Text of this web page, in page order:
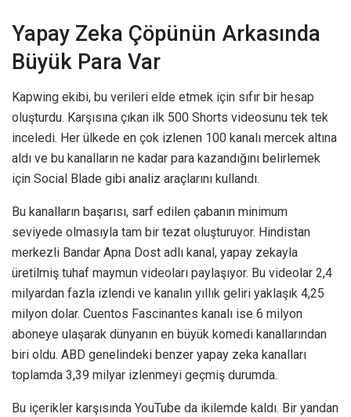
Yapay Zeka Çöpünün Arkasında
Büyük Para Var
Kapwing ekibi, bu verileri elde etmek için sıfır bir hesap
oluşturdu. Karşısına çıkan ilk 500 Shorts videosunu tek tek
inceledi. Her ülkede en çok izlenen 100 kanalı mercek altına
aldı ve bu kanalların ne kadar para kazandığını belirlemek
için Social Blade gibi analiz araçlarını kullandı.
Bu kanalların başarısı, sarf edilen çabanın minimum
seviyede olmasıyla tam bir tezat oluşturuyor. Hindistan
merkezli Bandar Apna Dost adlı kanal, yapay zekayla
üretilmiş tuhaf maymun videoları paylaşıyor. Bu videolar 2,4
milyardan fazla izlendi ve kanalın yıllık geliri yaklaşık 4,25
milyon dolar. Cuentos Fascinantes kanalı ise 6 milyon
aboneye ulaşarak dünyanın en büyük komedi kanallarından
biri oldu. ABD genelindeki benzer yapay zeka kanalları
toplamda 3,39 milyar izlenmeyi geçmiş durumda.
Bu içerikler karşısında YouTube da ikilemde kaldı. Bir yandan